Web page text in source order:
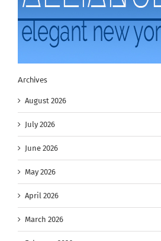
Archives
August 2026
July 2026
June 2026
May 2026
April 2026
March 2026